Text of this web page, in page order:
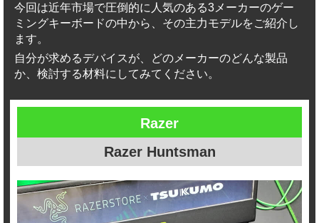
今回は近年市場で圧倒的に人気のある3メーカーのゲー
ミングキーボードの中から、その主力モデルをご紹介し
ます。
自分が求めるデバイスが、どのメーカーのどんな製品
か、検討する材料にしてみてください。
Razer
Razer Huntsman